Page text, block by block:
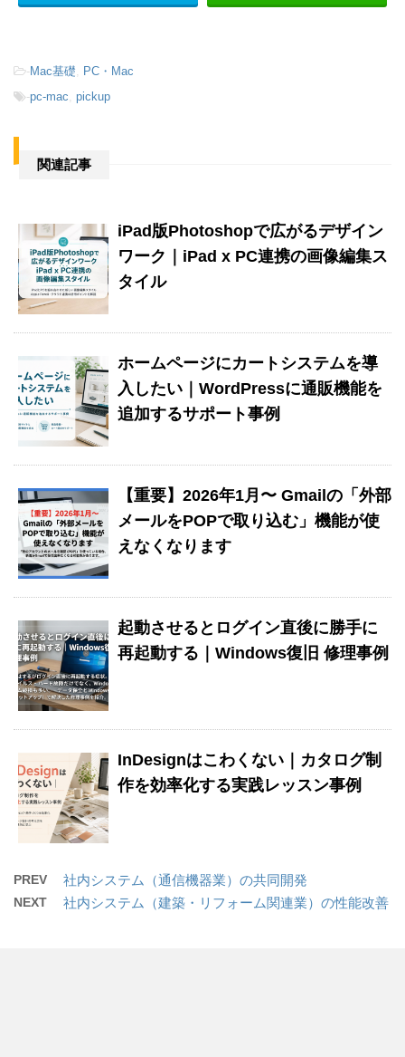
-Mac基礎
PC・Mac
-pc-mac pickup
関連記事
iPad版Photoshopで広がるデザイン
ワーク｜iPad x PC連携の画像編集ス
タイル
ホームページにカートシステムを導
入したい｜WordPressに通販機能を
追加するサポート事例
【重要】2026年1月〜 Gmailの「外部
メールをPOPで取り込む」機能が使
えなくなります
起動させるとログイン直後に勝手に
再起動する｜Windows復旧 修理事例
InDesignはこわくない｜カタログ制
作を効率化する実践レッスン事例
PREV 社内システム（通信機器業）の共同開発
NEXT 社内システム（建築・リフォーム関連業）の性能改善